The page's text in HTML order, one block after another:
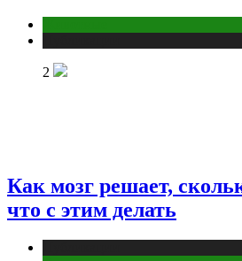
2
Как мозг решает,
что с этим делать